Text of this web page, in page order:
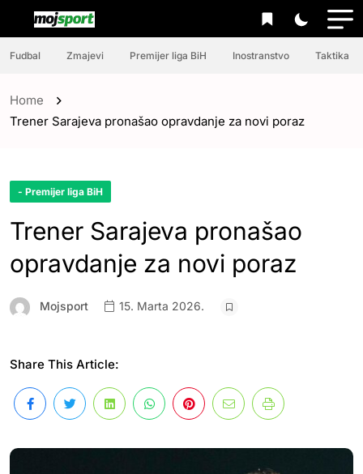
Fudbal Zmajevi Premijer liga BiH Inostranstvo Taktika
Home
Trener Sarajeva pronašao opravdanje za novi poraz
- Premijer liga BiH
Trener Sarajeva pronašao
opravdanje za novi poraz
Mojsport 15. Marta 2026.
Share This Article: